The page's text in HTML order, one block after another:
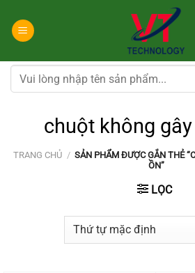
đến
dung
Tìm
kiếm:
chuột không
TRANG CHỦ / SẢN PHẨM ĐƯỢC GẮN THẺ
ỒN”
LỌC